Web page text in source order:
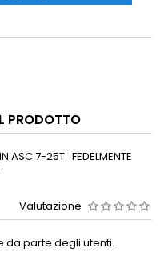
PRODOTTO
ASC 7-25T FEDELMENTE
Valutazione
da parte degli utenti.